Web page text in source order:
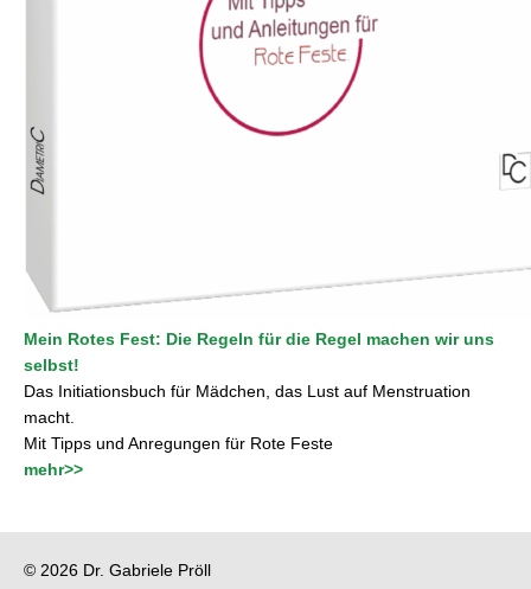
Mein Rotes Fest: Die Regeln für die Regel machen wir uns
selbst!
Das Initiationsbuch für Mädchen, das Lust auf Menstruation
macht.
Mit Tipps und Anregungen für Rote Feste
mehr>>
© 2026 Dr. Gabriele Pröll